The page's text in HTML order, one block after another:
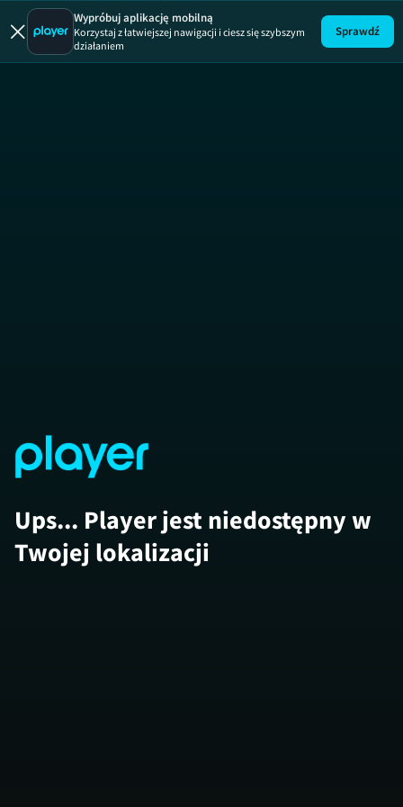
Wypróbuj aplikację mobilną
Korzystaj z łatwiejszej nawigacji i ciesz się szybszym
działaniem
Sprawdź
Ups... Player jest niedostępny w
Twojej lokalizacji